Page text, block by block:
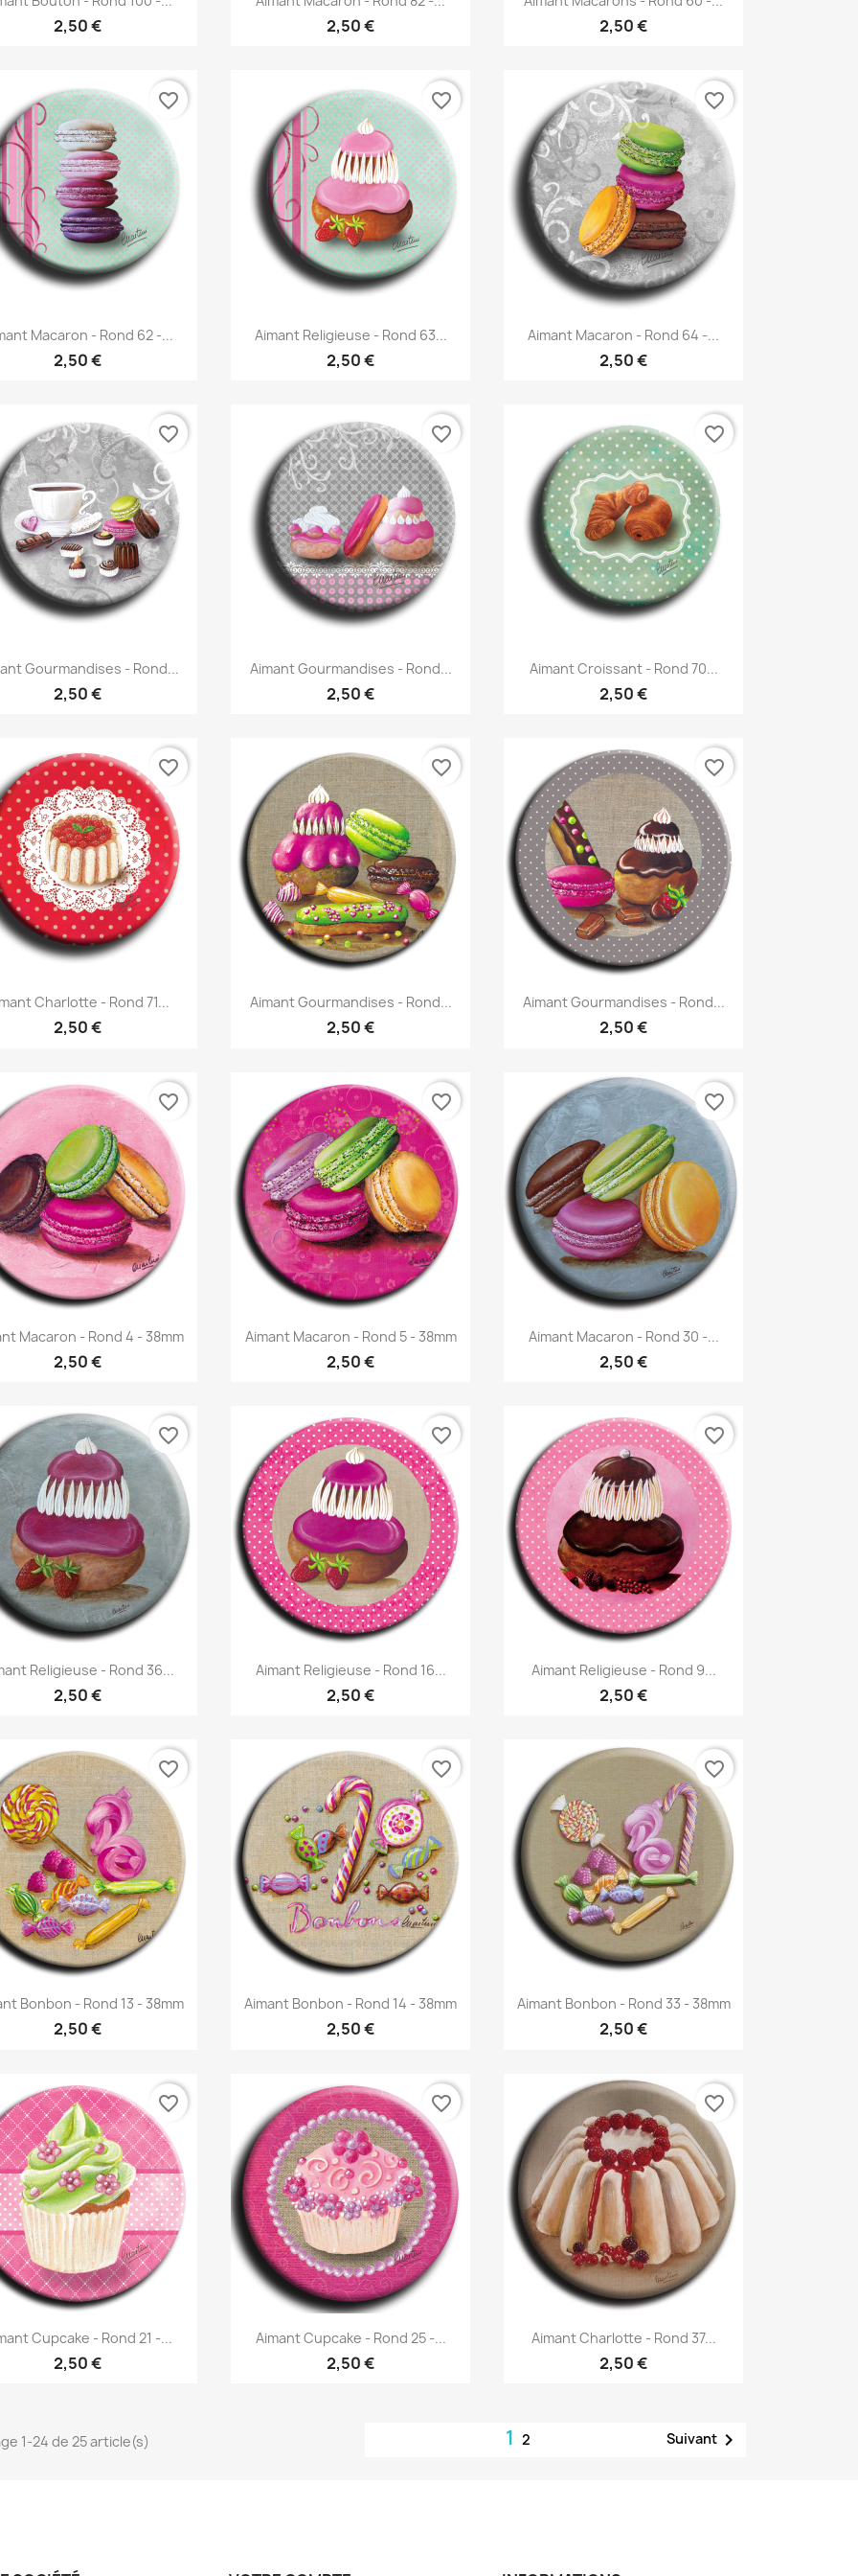
2,50 € 2,50 € 2,50 €
Aperçu rapide
Macaron - Rond 62 -...
2,50 €
favorite_border
Aperçu rapide
Aimant Religieuse - Rond 63...
2,50 €
favorite_border
Aperçu rapide
Aimant Macaron - Rond 64 -...
2,50 €
favorite_border
Aperçu rapide
Gourmandises - Rond...
2,50 €
favorite_border
Aperçu rapide
Aimant Gourmandises - Rond...
2,50 €
favorite_border
Aperçu rapide
Aimant Croissant - Rond 70...
2,50 €
favorite_border
Aperçu rapide
Charlotte - Rond 71...
2,50 €
favorite_border
Aperçu rapide
Aimant Gourmandises - Rond...
2,50 €
favorite_border
Aperçu rapide
Aimant Gourmandises - Rond...
2,50 €
favorite_border
Aperçu rapide
Macaron - Rond 4 - 38mm
2,50 €
favorite_border
Aperçu rapide
Aimant Macaron - Rond 5 - 38mm
2,50 €
favorite_border
Aperçu rapide
Aimant Macaron - Rond 30 -...
2,50 €
favorite_border
Aperçu rapide
Religieuse - Rond 36...
2,50 €
favorite_border
Aperçu rapide
Aimant Religieuse - Rond 16...
2,50 €
favorite_border
Aperçu rapide
Aimant Religieuse - Rond 9...
2,50 €
favorite_border
Aperçu rapide
Bonbon - Rond 13 - 38mm
2,50 €
favorite_border
Aperçu rapide
Aimant Bonbon - Rond 14 - 38mm
2,50 €
favorite_border
Aperçu rapide
Aimant Bonbon - Rond 33 - 38mm
2,50 €
favorite_border
Aperçu rapide
Cupcake - Rond 21 -...
2,50 €
favorite_border
Aperçu rapide
Aimant Cupcake - Rond 25 -...
2,50 €
favorite_border
Aperçu rapide
Aimant Charlotte - Rond 37...
2,50 €
favorite_border
1-24 de 25 article(s) 1 2 Suivant